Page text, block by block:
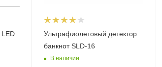
LED
Ультрафиолетовый детектор
банкнот SLD-16
В наличии